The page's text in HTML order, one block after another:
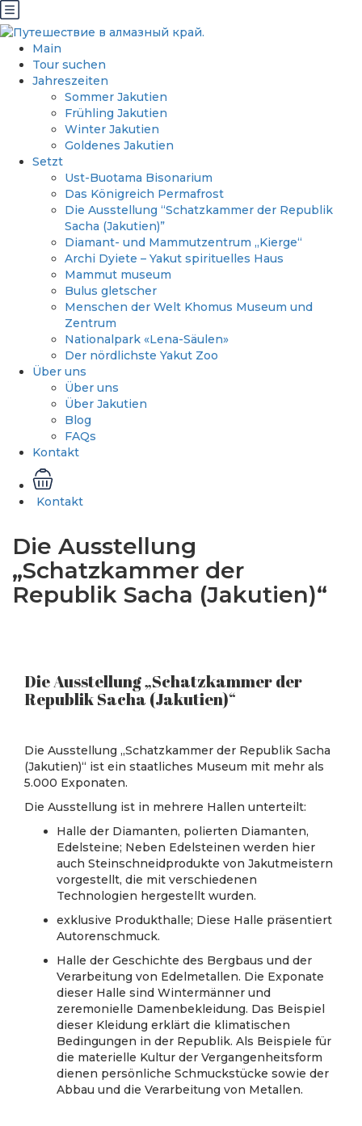
Main
Tour suchen
Jahreszeiten
Sommer Jakutien
Frühling Jakutien
Winter Jakutien
Goldenes Jakutien
Setzt
Ust-Buotama Bisonarium
Das Königreich Permafrost
Die Ausstellung “Schatzkammer der Republik
Sacha (Jakutien)”
Diamant- und Mammutzentrum „Kierge“
Archi Dyiete – Yakut spirituelles Haus
Mammut museum
Bulus gletscher
Menschen der Welt Khomus Museum und
Zentrum
Nationalpark «Lena-Säulen»
Der nördlichste Yakut Zoo
Über uns
Über uns
Über Jakutien
Blog
FAQs
Kontakt
Kontakt
Die Ausstellung
„Schatzkammer der
Republik Sacha (Jakutien)“
Die Ausstellung „Schatzkammer der
Republik Sacha (Jakutien)“
Die Ausstellung „Schatzkammer der Republik Sacha
(Jakutien)“ ist ein staatliches Museum mit mehr als
5.000 Exponaten.
Die Ausstellung ist in mehrere Hallen unterteilt:
Halle der Diamanten, polierten Diamanten,
Edelsteine; Neben Edelsteinen werden hier
auch Steinschneidprodukte von Jakutmeistern
vorgestellt, die mit verschiedenen
Technologien hergestellt wurden.
exklusive Produkthalle; Diese Halle präsentiert
Autorenschmuck.
Halle der Geschichte des Bergbaus und der
Verarbeitung von Edelmetallen. Die Exponate
dieser Halle sind Wintermänner und
zeremonielle Damenbekleidung. Das Beispiel
dieser Kleidung erklärt die klimatischen
Bedingungen in der Republik. Als Beispiele für
die materielle Kultur der Vergangenheitsform
dienen persönliche Schmuckstücke sowie der
Abbau und die Verarbeitung von Metallen.